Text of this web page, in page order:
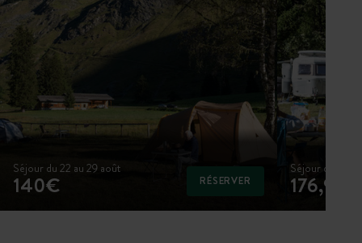
Séjour du 22 au 29 août
140€ RÉSERVER
Séjour du 22
176,90€